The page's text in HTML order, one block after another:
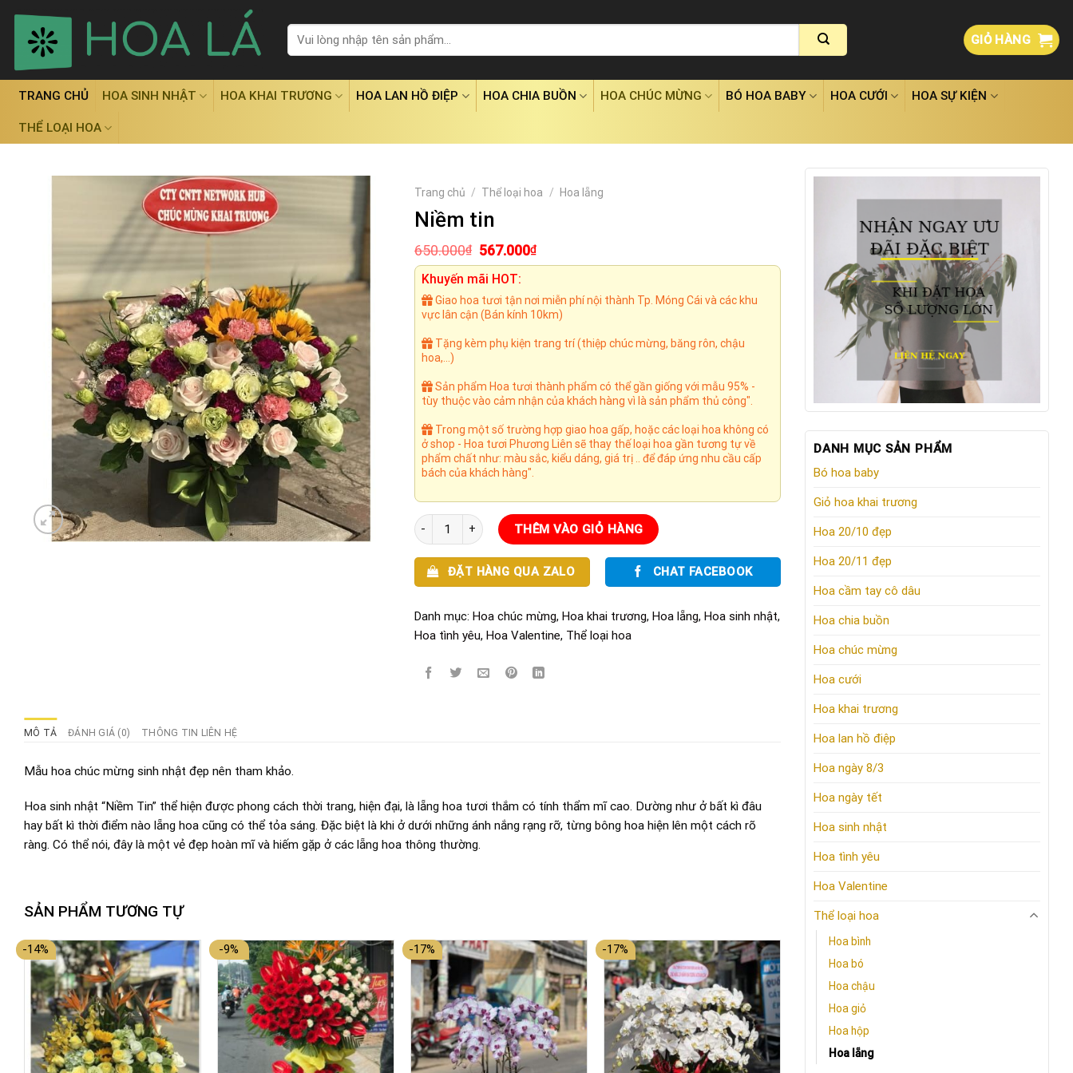
content
Tìm
kiếm:
GIỎ HÀNG
TRANG CHỦ HOA SINH NHẬT HOA KHAI TRƯƠNG HOA LAN HỒ ĐIỆP HOA CHIA BUỒN HOA CHÚC MỪNG BÓ HOA BABY HOA CƯỚI HOA SỰ KIỆN
THỂ LOẠI HOA
DANH MỤC SẢN PHẨM
Bó hoa baby
Giỏ hoa khai trương
Hoa 20/10 đẹp
Hoa 20/11 đẹp
Hoa cầm tay cô dâu
Hoa chia buồn
Hoa chúc mừng
Hoa cưới
Hoa khai trương
Hoa lan hồ điệp
Hoa ngày 8/3
Hoa ngày tết
Hoa sinh nhật
Hoa tình yêu
Hoa Valentine
Thể loại hoa
Hoa bình
Hoa bó
Hoa chậu
Hoa giỏ
Hoa hộp
Hoa lẵng
Trang chủ / Thể loại hoa / Hoa lẵng
Niềm tin
650.000₫
Giá
gốc
là:
650.000₫.
567.000₫Giá
hiện
là:
567.000₫.
Khuyến mãi HOT:
Giao hoa tươi tận nơi miễn phí nội thành Tp. Móng Cái và các khu
vực lân cận (Bán kính 10km)
Tặng kèm phụ kiện trang trí (thiệp chúc mừng, băng rôn, chậu
hoa,...)
Sản phẩm Hoa tươi thành phẩm có thể gần giống với mẫu 95% -
tùy thuộc vào cảm nhận của khách hàng vì là sản phẩm thủ công".
Trong một số trường hợp giao hoa gấp, hoặc các loại hoa không có
ở shop - Hoa tươi Phương Liên sẽ thay thế loại hoa gần tương tự về
phẩm chất như: màu sắc, kiểu dáng, giá trị .. để đáp ứng nhu cầu cấp
bách của khách hàng".
Niềm tin số lượng
THÊM VÀO GIỎ HÀNG
ĐẶT HÀNG QUA ZALO CHAT FACEBOOK
Danh mục: Hoa chúc mừng, Hoa khai trương, Hoa lẵng, Hoa sinh nhật,
Hoa tình yêu, Hoa Valentine, Thể loại hoa
MÔ TẢ ĐÁNH GIÁ (0) THÔNG TIN LIÊN HỆ
Mẫu hoa chúc mừng sinh nhật đẹp nên tham khảo.
Hoa sinh nhật “Niềm Tin” thể hiện được phong cách thời trang, hiện đại, là lẵng hoa tươi thắm có tính thẩm mĩ cao. Dường như ở bất kì đâu
hay bất kì thời điểm nào lẵng hoa cũng có thể tỏa sáng. Đặc biệt là khi ở dưới những ánh nắng rạng rỡ, từng bông hoa hiện lên một cách rõ
ràng. Có thể nói, đây là một vẻ đẹp hoàn mĩ và hiếm gặp ở các lẵng hoa thông thường.
SẢN PHẨM TƯƠNG TỰ
-14% -9% -17% -17%